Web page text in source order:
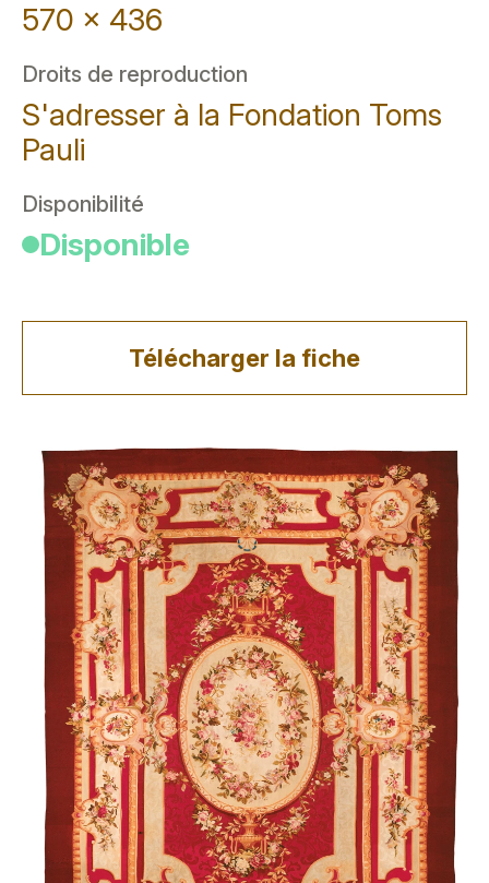
570 x 436
Droits de reproduction
S'adresser à la Fondation Toms
Pauli
Disponibilité
Disponible
Télécharger la fiche